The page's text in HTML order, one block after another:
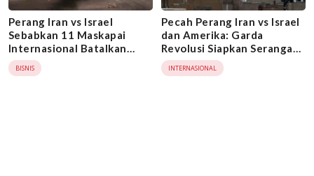
Perang Iran vs Israel
Sebabkan 11 Maskapai
Internasional Batalkan
Penerbangan, Ini
Daftarnya!
BISNIS
Pecah Perang Iran vs Israel
dan Amerika: Garda
Revolusi Siapkan Serangan
Balasan Mematikan ke
Pangkalan Militer AS di 4
INTERNASIONAL